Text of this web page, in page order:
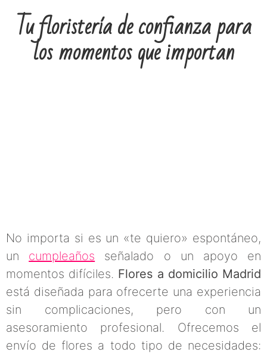
Tu floristería de confianza para
los momentos que importan
No importa si es un «te quiero» espontáneo,
un cumpleaños señalado o un apoyo en
momentos difíciles. Flores a domicilio Madrid
está diseñada para ofrecerte una experiencia
sin complicaciones, pero con un
asesoramiento profesional. Ofrecemos el
envío de flores a todo tipo de necesidades: